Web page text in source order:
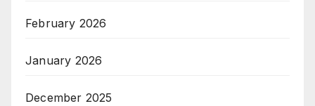
February 2026
January 2026
December 2025